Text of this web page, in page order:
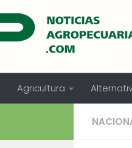
Agricultura